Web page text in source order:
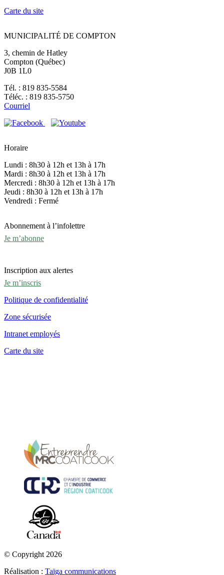
Carte du site
MUNICIPALITÉ DE COMPTON
3, chemin de Hatley
Compton (Québec)
J0B 1L0
Tél. : 819 835-5584
Téléc. : 819 835-5750
Courriel
Horaire
Lundi : 8h30 à 12h et 13h à 17h
Mardi : 8h30 à 12h et 13h à 17h
Mercredi : 8h30 à 12h et 13h à 17h
Jeudi : 8h30 à 12h et 13h à 17h
Vendredi : Fermé
Abonnement à l’infolettre
Je m’abonne
Inscription aux alertes
Je m’inscris
Politique de confidentialité
Zone sécurisée
Intranet employés
Carte du site
© Copyright 2026
Réalisation : Taïga communications